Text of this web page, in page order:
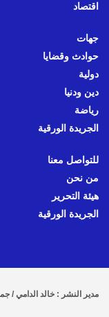
اقتصاد
جهات
حوادث وقضايا
دولية
دين ودنيا
رياضة
الجريدة الورقية
للتواصل معنا
من نحن
هيئة التحرير
الجريدة الورقية
مدير النشر : خالد الدامي /